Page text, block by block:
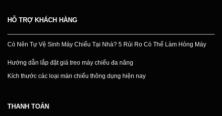
HỖ TRỢ KHÁCH HÀNG
Có Nên Tự Vệ Sinh Máy Chiếu Tại Nhà? 5 Rủi Ro Có Thể Làm Hỏng Máy
Hướng dẫn lắp đặt giá treo máy chiếu đa năng
Kích thước các loại màn chiếu thông dụng hiện nay
THANH TOÁN